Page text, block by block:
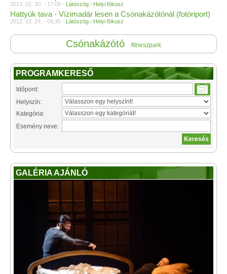
2013. 01. 30. - 17:00 - Látószög / Helyi fókusz
Hattyúk tava - Vízimadár lesen a Csónakázótónál (fotóriport)
2012. 02. 24. - 09:30 - Látószög / Helyi fókusz
Csónakázótó fitneszpark
PROGRAMKERESŐ
Időpont:
Helyszín:
Kategória:
Esemény neve:
GALÉRIA AJÁNLÓ